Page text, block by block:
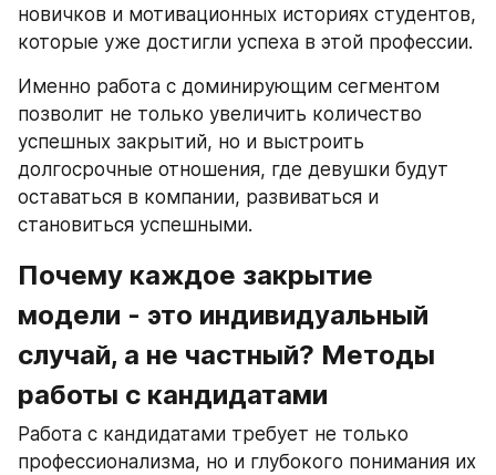
новичков и мотивационных историях студентов,
которые уже достигли успеха в этой профессии.
Именно работа с доминирующим сегментом
позволит не только увеличить количество
успешных закрытий, но и выстроить
долгосрочные отношения, где девушки будут
оставаться в компании, развиваться и
становиться успешными.
Почему каждое закрытие
модели - это индивидуальный
случай, а не частный? Методы
работы с кандидатами
Работа с кандидатами требует не только
профессионализма, но и глубокого понимания их